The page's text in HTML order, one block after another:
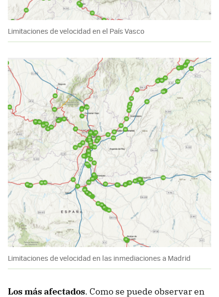
Limitaciones de velocidad en el País Vasco
Limitaciones de velocidad en las inmediaciones a Madrid
Los más afectados. Como se puede observar en